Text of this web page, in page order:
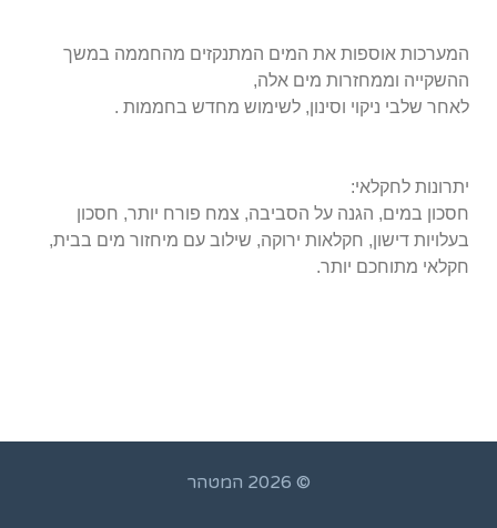
המערכות אוספות את המים המתנקזים מהחממה במשך
ההשקייה וממחזרות מים אלה,
לאחר שלבי ניקוי וסינון, לשימוש מחדש בחממות .
יתרונות לחקלאי:
חסכון במים, הגנה על הסביבה, צמח פורח יותר, חסכון
בעלויות דישון, חקלאות ירוקה, שילוב עם מיחזור מים בבית,
חקלאי מתוחכם יותר.
© 2026 המטהר